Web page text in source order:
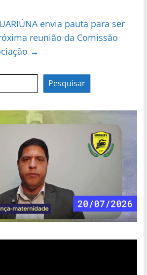
envia pauta para ser
reunião da Comissão
→
Pesquisar